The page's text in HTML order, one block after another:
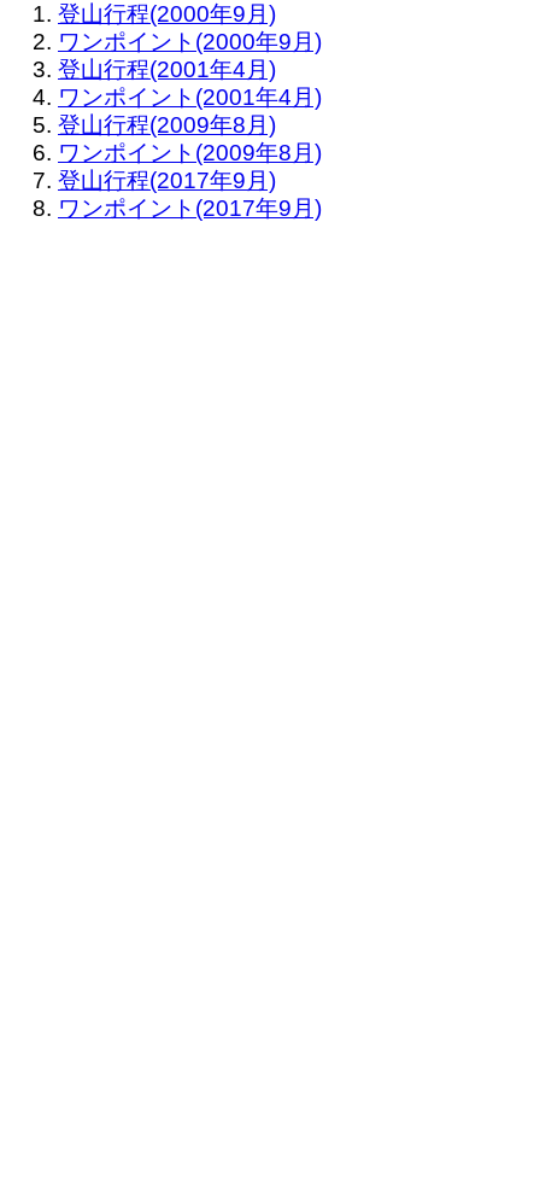
登山行程(2000年9月)
ワンポイント(2000年9月)
登山行程(2001年4月)
ワンポイント(2001年4月)
登山行程(2009年8月)
ワンポイント(2009年8月)
登山行程(2017年9月)
ワンポイント(2017年9月)